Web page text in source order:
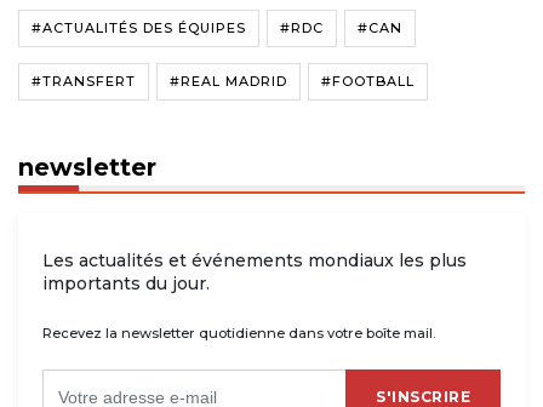
#ACTUALITÉS DES ÉQUIPES #RDC #CAN
#TRANSFERT #REAL MADRID #FOOTBALL
newsletter
Les actualités et événements mondiaux les plus
importants du jour.
Recevez la newsletter quotidienne dans votre boîte mail.
S'INSCRIRE